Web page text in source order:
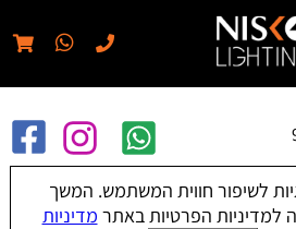
לשיפור חווית המשתמש. המשך
למדיניות הפרטיות באתר מדיניות